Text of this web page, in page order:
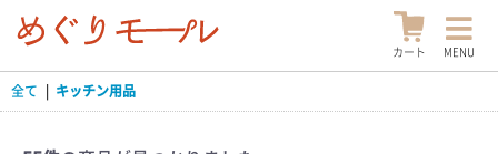
カート MENU
全て | キッチン用品